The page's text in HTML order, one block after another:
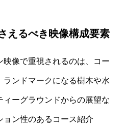
えるべき映像構成要素
映像で重視されるのは、コー
ランドマークになる樹木や水
ーグラウンドからの展望な
ョン性のあるコース紹介